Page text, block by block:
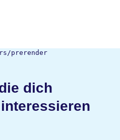
prerender
dich